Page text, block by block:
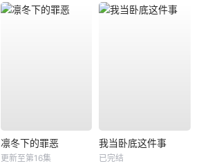
凛冬下的罪恶
更新至第16集
我当卧底这件事
已完结